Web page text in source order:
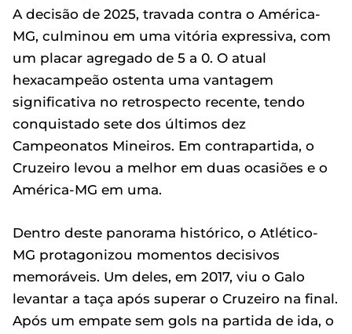
A decisão de 2025, travada contra o América-
MG, culminou em uma vitória expressiva, com
um placar agregado de 5 a 0. O atual
hexacampeão ostenta uma vantagem
significativa no retrospecto recente, tendo
conquistado sete dos últimos dez
Campeonatos Mineiros. Em contrapartida, o
Cruzeiro levou a melhor em duas ocasiões e o
América-MG em uma.
Dentro deste panorama histórico, o Atlético-
MG protagonizou momentos decisivos
memoráveis. Um deles, em 2017, viu o Galo
levantar a taça após superar o Cruzeiro na final.
Após um empate sem gols na partida de ida, o